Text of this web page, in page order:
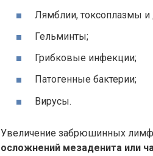
Лямблии, токсоплазмы и
Гельминты;
Грибковые инфекции;
Патогенные бактерии;
Вирусы.
Увеличение забрюшинных
осложнений мезаденита или